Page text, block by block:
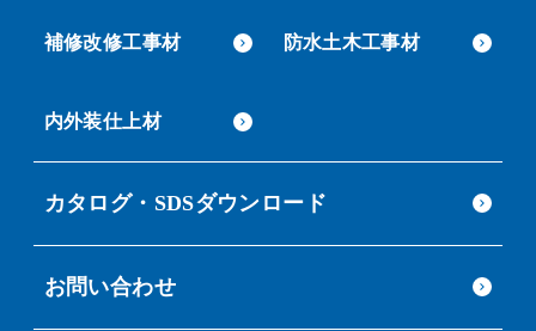
補修改修工事材 防水土木工事材
内外装仕上材
カタログ・SDSダウンロード
お問い合わせ